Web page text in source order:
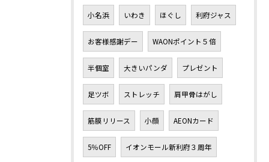
小名浜 いわき ほぐし 利府ジャス
お客様感謝デー WAONポイント５倍
半個室 大きいパンダ プレゼント
足ツボ ストレッチ 肩甲骨はがし
筋膜リリース 小顔 AEONカード
5％OFF イオンモール新利府３周年